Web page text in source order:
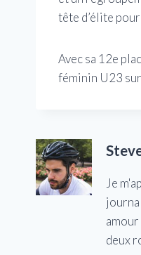
tête d’élite
Avec sa 12e
féminin U23
Je
deux